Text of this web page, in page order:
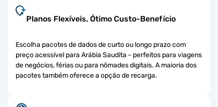
Planos Flexíveis, Ótimo Custo-Benefício
Escolha pacotes de dados de curto ou longo prazo com
preço acessível para Arábia Saudita - perfeitos para viagens
de negócios, férias ou para nômades digitais. A maioria dos
pacotes também oferece a opção de recarga.